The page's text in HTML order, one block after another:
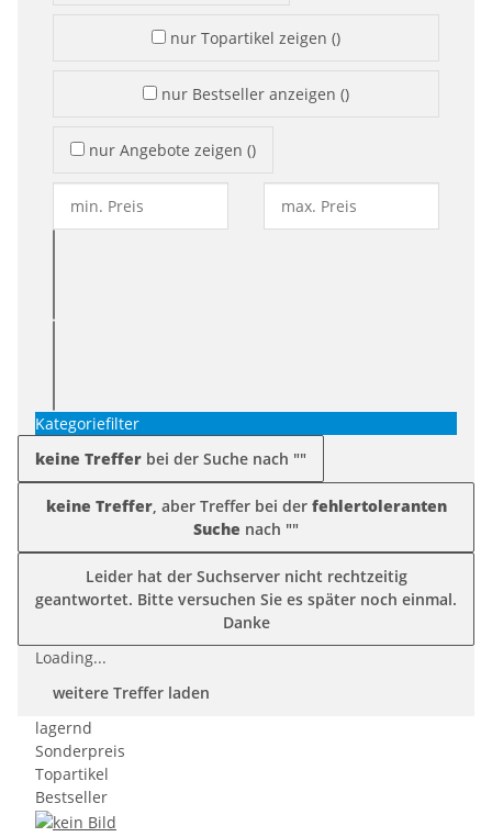
nur Topartikel zeigen ()
nur Bestseller anzeigen ()
nur Angebote zeigen ()
Kategoriefilter
keine Treffer bei der Suche nach ""
keine Treffer, aber Treffer bei der fehlertoleranten
Suche nach ""
Leider hat der Suchserver nicht rechtzeitig
geantwortet. Bitte versuchen Sie es später noch einmal.
Danke
Loading...
weitere Treffer laden
lagernd
Sonderpreis
Topartikel
Bestseller